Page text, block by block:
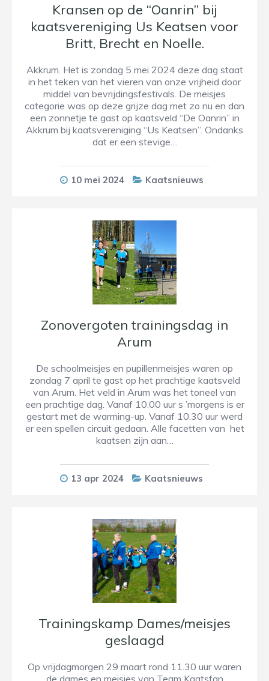
Kransen op de “Oanrin” bij
kaatsvereniging Us Keatsen voor
Britt, Brecht en Noelle.
Akkrum. Het is zondag 5 mei 2024 deze dag staat
in het teken van het vieren van onze vrijheid door
middel van bevrijdingsfestivals. De meisjes
categorie was op deze grijze dag met zo nu en dan
een zonnetje te gast op kaatsveld “De Oanrin” in
Akkrum bij kaatsvereniging “Us Keatsen”. Ondanks
dat er een stevige…
10 mei 2024 Kaatsnieuws
Zonovergoten trainingsdag in
Arum
De schoolmeisjes en pupillenmeisjes waren op
zondag 7 april te gast op het prachtige kaatsveld
van Arum. Het veld in Arum was het toneel van
een prachtige dag. Vanaf 10.00 uur s ’morgens is er
gestart met de warming-up. Vanaf 10.30 uur werd
er een spellen circuit gedaan. Alle facetten van het
kaatsen zijn aan…
13 apr 2024 Kaatsnieuws
Trainingskamp Dames/meisjes
geslaagd
Op vrijdagmorgen 29 maart rond 11.30 uur waren
de dames en meisjes van Team Kaatsfan